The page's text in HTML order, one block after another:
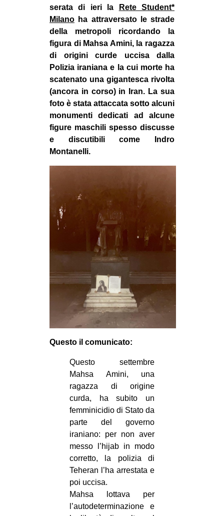
GENERI
MIGRAZIONI
PRECARIATO
REPRESSIONE
STUDENTI
CULTURE
ARTE
CINEMA
MUSICA
INTERNAZIONALE
AFRICA
AMERICHE
ESTREMO ORIENTE
MEDIO ORIENTE
MONDO
EVENTI
Fb
tw
bsky
ms
SEARCH
serata di ieri la
Rete Student*
Milano ha attraversato le strade
della metropoli ricordando la
figura di Mahsa Amini, la ragazza
di origini curde uccisa dalla
Polizia iraniana e la cui morte ha
scatenato una gigantesca rivolta
(ancora in corso) in Iran. La sua
foto è stata attaccata sotto alcuni
monumenti dedicati ad alcune
figure maschili spesso discusse
e discutibili come Indro
Montanelli.
Questo il comunicato:
Questo settembre
Mahsa Amini, una
ragazza di origine
curda, ha subito un
femminicidio di Stato da
parte del governo
iraniano: per non aver
messo l’hijab in modo
corretto, la polizia di
Teheran l’ha arrestata e
poi uccisa.
Mahsa lottava per
l’autodeterminazione e